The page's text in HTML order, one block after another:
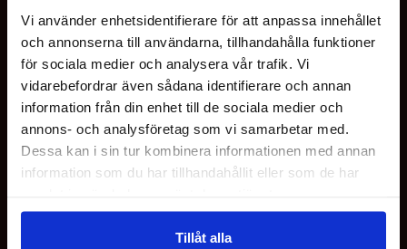
Vi använder enhetsidentifierare för att anpassa innehållet
och annonserna till användarna, tillhandahålla funktioner
för sociala medier och analysera vår trafik. Vi
vidarebefordrar även sådana identifierare och annan
information från din enhet till de sociala medier och
annons- och analysföretag som vi samarbetar med.
Dessa kan i sin tur kombinera informationen med annan
information som du har tillhandahållit eller som de har
Tillåt alla
OM OSS
KUNDESERVICE
HJELP
FØLG OSS